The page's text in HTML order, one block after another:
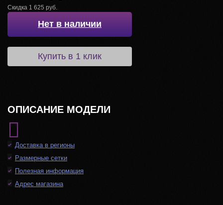
Скидка 1 625 руб.
Нет в наличии
Купить в 1 клик
ОПИСАНИЕ МОДЕЛИ
Доставка в регионы
Размерные сетки
Полезная информация
Адрес магазина